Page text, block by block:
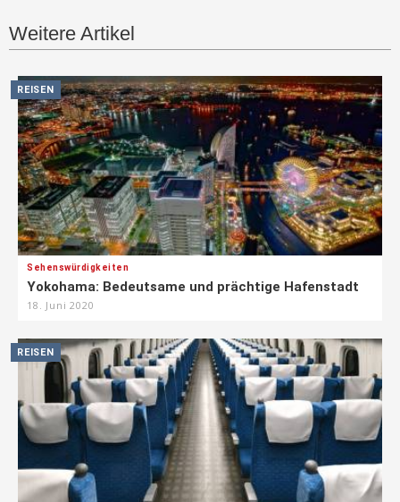
Weitere Artikel
REISEN
Sehenswürdigkeiten
Yokohama: Bedeutsame und prächtige Hafenstadt
18. Juni 2020
REISEN